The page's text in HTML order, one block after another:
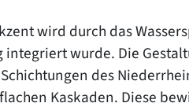
wird durch das
wurde. Die
des
Kaskaden. Diese